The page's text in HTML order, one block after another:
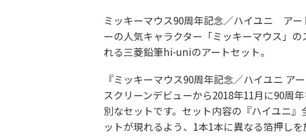
ミッキーマウス90周年記念／ハイユニ ア
ーの人気キャラクター「ミッキーマウス」
れる三菱鉛筆hi-uniのアートセット。
『ミッキーマウス90周年記念／ハイユニ ア
スクリーンデビューから2018年11月に90周
別なセットです。セット内容の『ハイユニ
ットが現れるよう、1本1本に異なる箔押し